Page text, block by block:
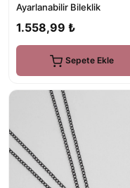
Ayarlanabilir Bileklik
1.558,99 ₺
Sepete Ekle